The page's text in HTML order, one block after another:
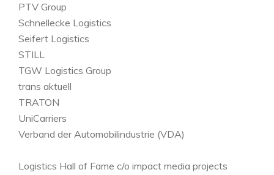
PTV Group
Schnellecke Logistics
Seifert Logistics
STILL
TGW Logistics Group
trans aktuell
TRATON
UniCarriers
Verband der Automobilindustrie (VDA)
Logistics Hall of Fame c/o impact media projects